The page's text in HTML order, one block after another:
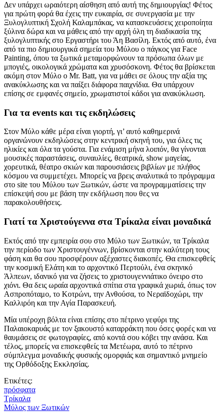
Δεν υπάρχει ωραιότερη αίσθηση από αυτή της δημιουργίας! Φέτος
για πρώτη φορά θα έχεις την ευκαιρία, σε συνεργασία με την
Ξυλογλυπτική Σχολή Καλαμπάκας, να κατασκευάσεις χειροποίητα
ξύλινα δώρα και να μάθεις από την αρχή όλη τη διαδικασία της
ξυλογλυπτικής στο Εργαστήρι του Άη Βασίλη. Εκτός από αυτό, ένα
από τα πιο δημιουργικά σημεία του Μύλου ο πάγκος για Face
Painting, όπου τα ξωτικά μεταμορφώνουν τα πρόσωπα όλων με
μπογιές, οικολογικά χρώματα και χρυσόσκονη. Φέτος θα βρίσκεται
ακόμη στον Μύλο ο Mr. Batt, για να μάθει σε όλους την αξία της
ανακύκλωσης και να παίξει διάφορα παιχνίδια. Θα υπάρχουν
επίσης σε εμφανές σημείο, χρωματιστοί κάδοι για ανακύκλωση.
Για τα events και τις εκδηλώσεις
Στον Μύλο κάθε μέρα είναι γιορτή, γι’ αυτό καθημερινά
οργανώνουν εκδηλώσεις στην κεντρική σκηνή του, για όλες τις
ηλικίες και όλα τα γούστα. Για ενάμιση μήνα λοιπόν, θα γίνονται
μουσικές παραστάσεις, συναυλίες, θεατρικά, show μαγείας,
χορευτικά, θέατρο σκιών και παρουσιάσεις βιβλίων με πλήθος
κόσμου να συμμετέχει. Μπορείς να βρεις αναλυτικά το πρόγραμμα
στο site του Μύλου των Ξωτικών, ώστε να προγραμματίσεις την
επίσκεψή σου με βάση την εκδήλωση που θες να
παρακολουθήσεις.
Γιατί τα Χριστούγεννα στα Τρίκαλα είναι μοναδικά
Εκτός από την εμπειρία σου στο Μύλο των Ξωτικών, τα Τρίκαλα
την περίοδο των Χριστουγέννων, βρίσκονται στην καλύτερη τους
φάση και θα σου προσφέρουν αξέχαστες διακοπές. Θα επισκεφθείς
την κοσμική Ελάτη και το αρχοντικό Περτούλι, ένα σκηνικό
Άλπεων, ιδανικό για να ζήσεις το χριστουγεννιάτικο όνειρο στο
χιόνι. Θα δεις ωραία αρχοντικά σπίτια στα γραφικά χωριά, όπως τον
Ασπροπόταμο, το Κοτρώνι, την Ανθούσα, το Νεραϊδοχώρι, την
Καλλιρόη και την Αγία Παρασκευή.
Μία υπέροχη βόλτα είναι επίσης στο πέτρινο γεφύρι της
Παλαιοκαρυάς με τον ξακουστό καταρράκτη που όσες φορές και να
θαυμάσεις σε φωτογραφίες, από κοντά σου κόβει την ανάσα. Και
τέλος, μπορείς να επισκεφθείς τα Μετέωρα, αυτό το πέτρινο
σύμπλεγμα μοναδικής φυσικής ομορφιάς και σημαντικό μνημείο
της Ορθόδοξης Εκκλησίας.
Ετικέτες:
πρόσφατα
Τρίκαλα
Μύλος των Ξωτικών